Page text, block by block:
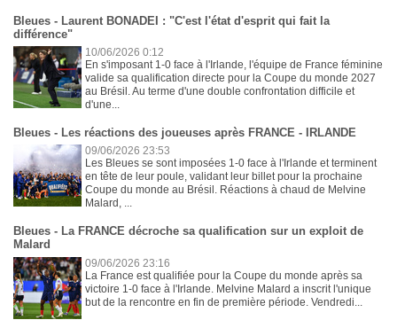
Bleues - Laurent BONADEI : "C'est l'état d'esprit qui fait la
différence"
10/06/2026 0:12
En s'imposant 1-0 face à l'Irlande, l'équipe de France féminine
valide sa qualification directe pour la Coupe du monde 2027
au Brésil. Au terme d'une double confrontation difficile et
d'une...
Bleues - Les réactions des joueuses après FRANCE - IRLANDE
09/06/2026 23:53
Les Bleues se sont imposées 1-0 face à l'Irlande et terminent
en tête de leur poule, validant leur billet pour la prochaine
Coupe du monde au Brésil. Réactions à chaud de Melvine
Malard, ...
Bleues - La FRANCE décroche sa qualification sur un exploit de
Malard
09/06/2026 23:16
La France est qualifiée pour la Coupe du monde après sa
victoire 1-0 face à l'Irlande. Melvine Malard a inscrit l'unique
but de la rencontre en fin de première période. Vendredi...